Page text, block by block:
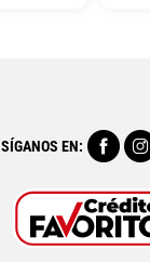
SÍGANOS EN: